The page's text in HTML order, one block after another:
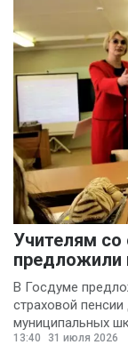
Учителям
предложили
В Госдуме
страховой
муниципальных
13:40 31 июля 2026